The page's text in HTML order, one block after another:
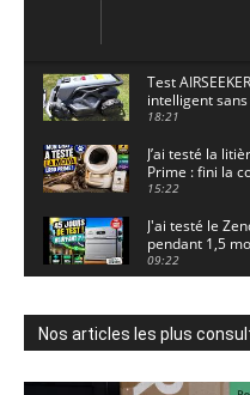
Test
intelligent
18:21
J’ai testé la
Prime : fini la
15:22
J'ai testé le
pendant 1,5
09:22
enregistre 24/
11:30
Gouy-en-
Nos articles les plus